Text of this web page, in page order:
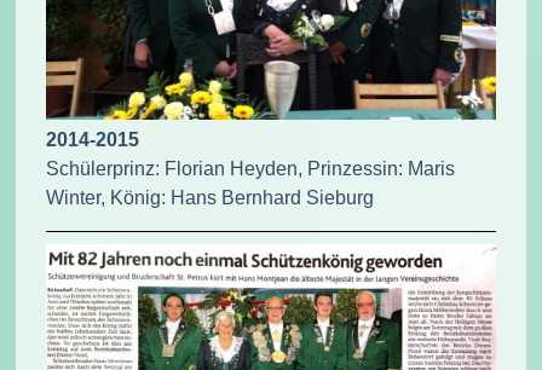
2014-2015
Schülerprinz: Florian Heyden, Prinzessin: Maris
Winter, König: Hans Bernhard Sieburg